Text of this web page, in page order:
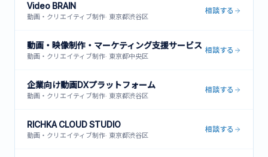
Video BRAIN
動画・クリエイティブ制作· 東京都渋谷区
相談する
動画・映像制作・マーケティング支援サービス
動画・クリエイティブ制作· 東京都中央区
相談する
企業向け動画DXプラットフォーム
動画・クリエイティブ制作· 東京都渋谷区
相談する
RICHKA CLOUD STUDIO
動画・クリエイティブ制作· 東京都渋谷区
相談する